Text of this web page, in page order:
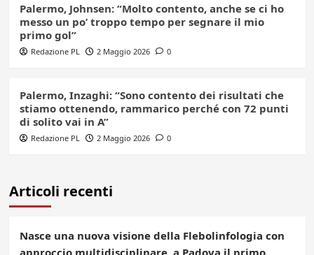
Palermo, Johnsen: “Molto contento, anche se ci ho
messo un po’ troppo tempo per segnare il mio
primo gol”
Redazione PL 2 Maggio 2026 0
Palermo, Inzaghi: “Sono contento dei risultati che
stiamo ottenendo, rammarico perché con 72 punti
di solito vai in A”
Redazione PL 2 Maggio 2026 0
Articoli recenti
Nasce una nuova visione della Flebolinfologia con
approccio multidisciplinare, a Padova il primo